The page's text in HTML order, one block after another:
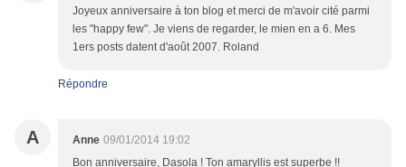
Joyeux anniversaire à ton blog et merci de m'avoir cité parmi
les "happy few". Je viens de regarder, le mien en a 6. Mes
1ers posts datent d'août 2007. Roland
Répondre
A Anne 09/01/2014 19:02
Bon anniversaire, Dasola ! Ton amaryllis est superbe !!